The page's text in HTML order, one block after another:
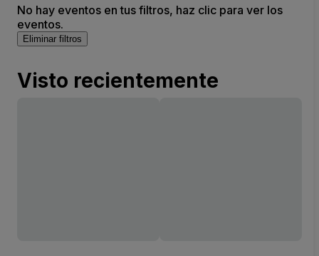
No hay eventos en tus filtros, haz clic para ver los
eventos.
Eliminar filtros
Visto recientemente